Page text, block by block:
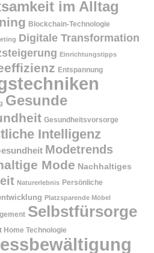
im Alltag
Blockchain-Technologie
Digitale Transformation
Einrichtungstipps
Entspannung
Gesunde
Gesundheitsvorsorge
Intelligenz
Modetrends
Mode Nachhaltiges
Naturerlebnis Persönliche
Platzsparende Möbel
Selbstfürsorge
Home Technologie